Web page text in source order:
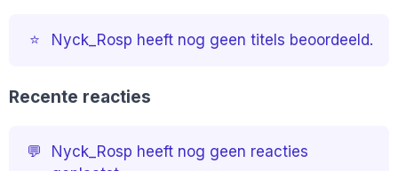
⭐️ Nyck_Rosp heeft nog geen titels beoordeeld.
Recente reacties
💬
Nyck_Rosp heeft nog geen reacties